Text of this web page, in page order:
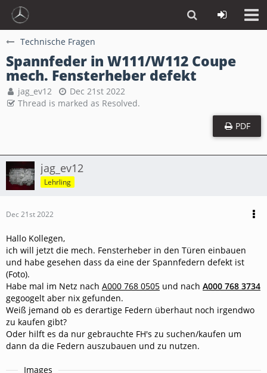
Technische Fragen
Spannfeder in W111/W112 Coupe
mech. Fensterheber defekt
jag_ev12
Dec 21st 2022
Thread is marked as Resolved.
PDF
jag_ev12
Lehrling
Dec 21st 2022
Hallo Kollegen,
ich will jetzt die mech. Fensterheber in den Türen einbauen
und habe gesehen dass da eine der Spannfedern defekt ist
(Foto).
Habe mal im Netz nach A000 768 0505 und nach A000 768 3734
gegoogelt aber nix gefunden.
Weiß jemand ob es derartige Federn überhaut noch irgendwo
zu kaufen gibt?
Oder hilft es da nur gebrauchte FH's zu suchen/kaufen um
dann da die Federn auszubauen und zu nutzen.
Images